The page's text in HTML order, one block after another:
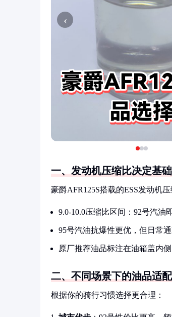
‹
一、发动机压缩比决定基
豪爵AFR125S搭载的ESS发动机
9.0-10.0压缩比区间：92号汽油
95号汽油抗爆性更优，但日常
原厂推荐油品标注在油箱盖内
二、不同场景下的油品适配
根据你的骑行习惯选择更合理：